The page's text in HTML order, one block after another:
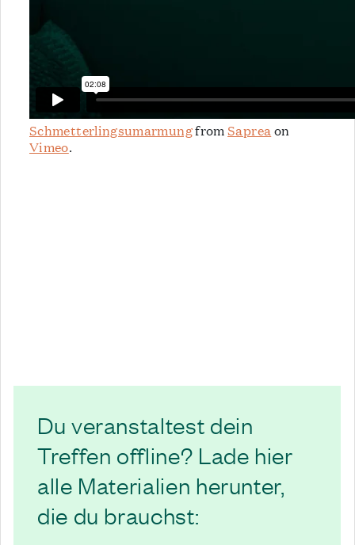
SchmetterlingsumarmungfromSapreaon
Vimeo.
Du veranstaltest dein
Treffen offline? Lade hier
alle Materialien herunter,
die du brauchst: